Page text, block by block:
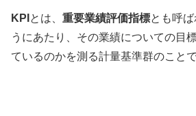
KPI とは、 重要業績評価指標とも呼
うにあたり、その業績についての目
ているのかを測る計量基準群のことで